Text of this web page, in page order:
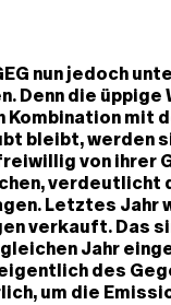
nun jedoch
Denn die üppige
Kombination mit
bleibt, werden
von ihrer
Letztes Jahr
verkauft. Das
Jahr
des
um die